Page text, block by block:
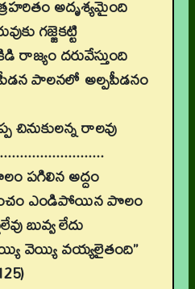
అల్పపీడనం
రాలవు
అద్దం
పొలం
లేదు